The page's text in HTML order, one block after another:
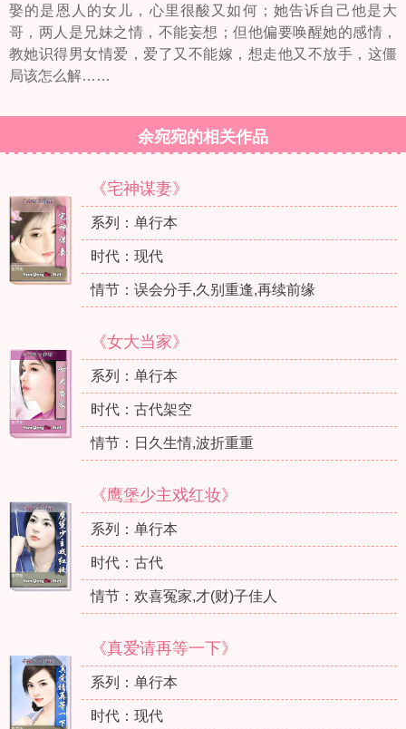
娶的是恩人的女儿，心里很酸又如何；她告诉自己他是大
哥，两人是兄妹之情，不能妄想；但他偏要唤醒她的感情，
教她识得男女情爱，爱了又不能嫁，想走他又不放手，这僵
局该怎么解……
余宛宛的相关作品
《宅神谋妻》
系列：单行本
时代：现代
情节：误会分手,久别重逢,再续前缘
《女大当家》
系列：单行本
时代：古代架空
情节：日久生情,波折重重
《鹰堡少主戏红妆》
系列：单行本
时代：古代
情节：欢喜冤家,才(财)子佳人
《真爱请再等一下》
系列：单行本
时代：现代